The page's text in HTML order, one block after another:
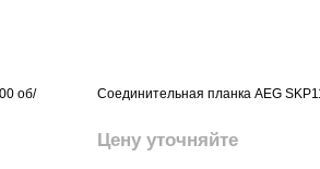
об/
Соединительная планка AEG
Цену уточняйте